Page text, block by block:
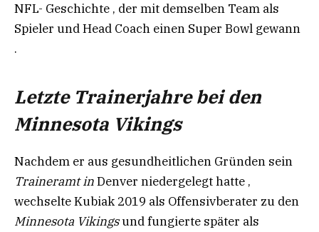
NFL- Geschichte , der mit demselben Team als
Spieler und Head Coach einen Super Bowl gewann
.
Letzte Trainerjahre bei den
Minnesota Vikings​
Nachdem er aus gesundheitlichen Gründen sein
Traineramt inDenver niedergelegt hatte ,
wechselte Kubiak 2019 als Offensivberater zu den
Minnesota Vikingsund fungierte später als